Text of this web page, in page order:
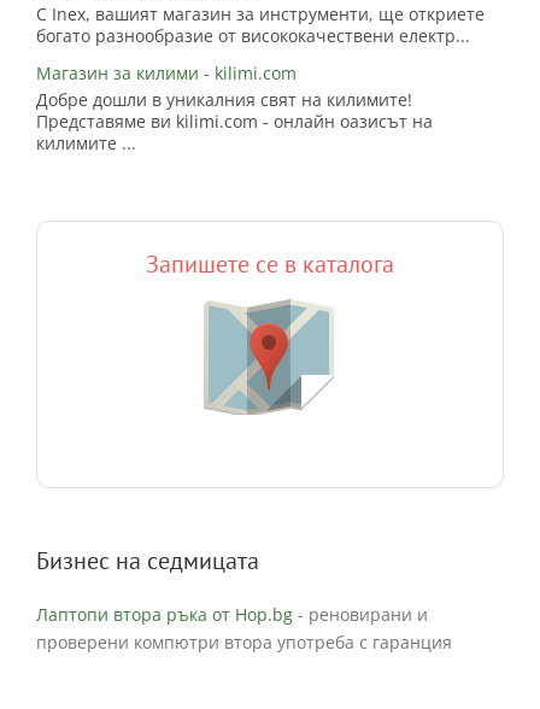
С Inex, вашият магазин за инструменти, ще откриете
богато разнообразие от висококачествени електр...
Магазин за килими - kilimi.com
Добре дошли в уникалния свят на килимите!
Представяме ви kilimi.com - онлайн оазисът на
килимите ...
Запишете се в каталога
Бизнес на седмицата
Лаптопи втора ръка от Hop.bg - реновирани и
проверени компютри втора употреба с гаранция